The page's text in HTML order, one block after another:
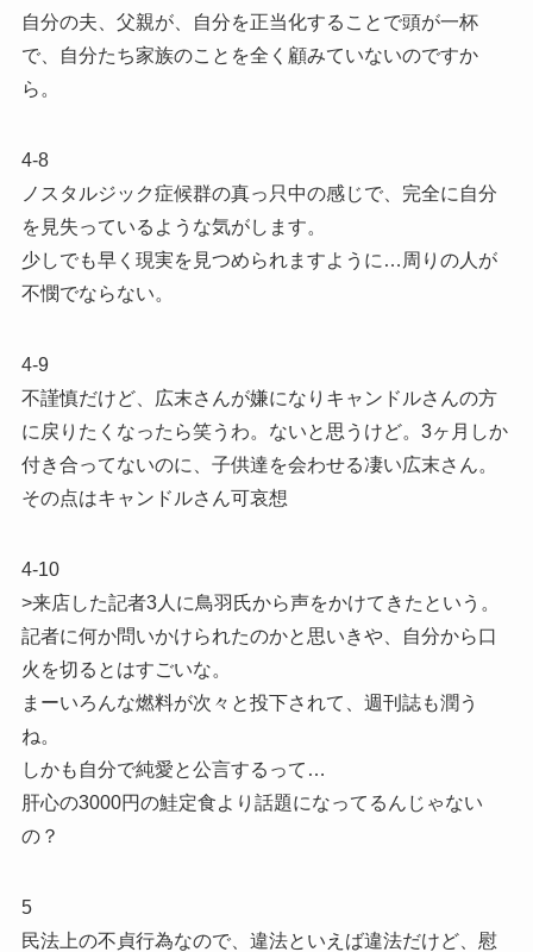
自分の夫、父親が、自分を正当化することで頭が一杯
で、自分たち家族のことを全く顧みていないのですか
ら。
4-8
ノスタルジック症候群の真っ只中の感じで、完全に自分
を見失っているような気がします。
少しでも早く現実を見つめられますように…周りの人が
不憫でならない。
4-9
不謹慎だけど、広末さんが嫌になりキャンドルさんの方
に戻りたくなったら笑うわ。ないと思うけど。3ヶ月しか
付き合ってないのに、子供達を会わせる凄い広末さん。
その点はキャンドルさん可哀想
4-10
>来店した記者3人に鳥羽氏から声をかけてきたという。
記者に何か問いかけられたのかと思いきや、自分から口
火を切るとはすごいな。
まーいろんな燃料が次々と投下されて、週刊誌も潤う
ね。
しかも自分で純愛と公言するって…
肝心の3000円の鮭定食より話題になってるんじゃない
の？
5
民法上の不貞行為なので、違法といえば違法だけど、慰